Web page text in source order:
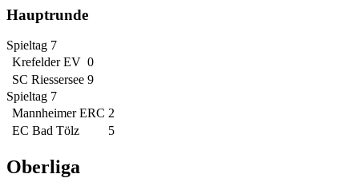
Hauptrunde
Spieltag 7
Krefelder EV 0
SC Riessersee 9
Spieltag 7
Mannheimer ERC 2
EC Bad Tölz
5
Oberliga